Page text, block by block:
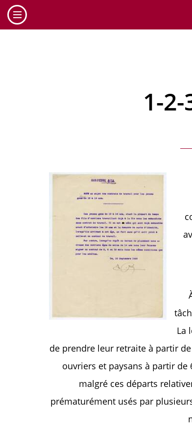
1-
La
de prendre leur retraite à partir
ouvriers et paysans à partir
malgré ces départs
prématurément usés par
Cookies management panel